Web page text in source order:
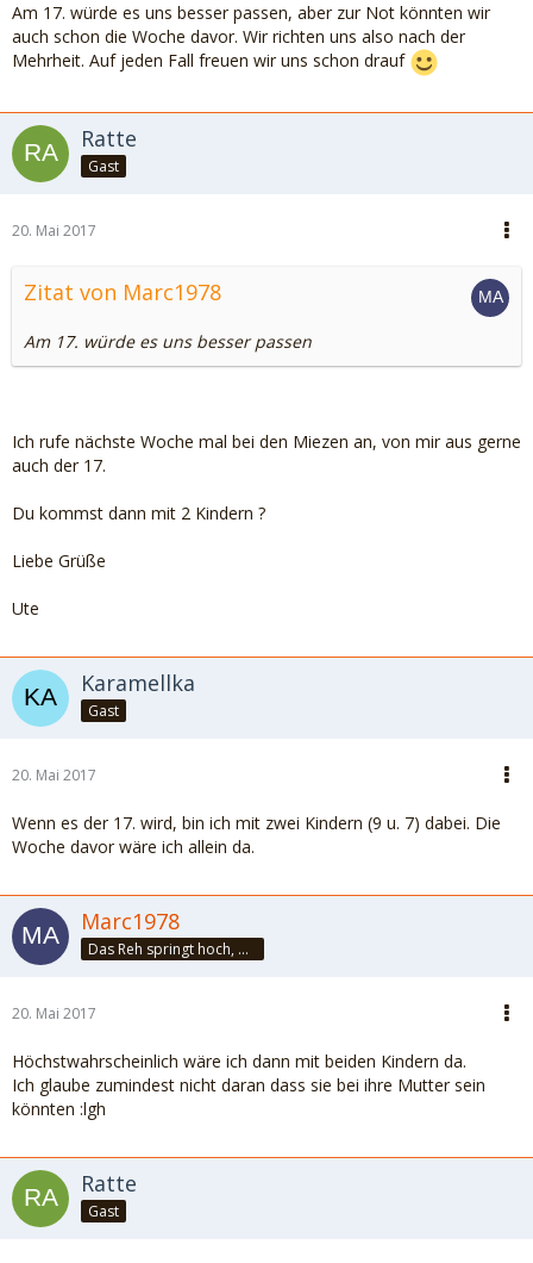
Am 17. würde es uns besser passen, aber zur Not könnten wir
auch schon die Woche davor. Wir richten uns also nach der
Mehrheit. Auf jeden Fall freuen wir uns schon drauf
Ratte
Gast
20. Mai 2017
Zitat von Marc1978
Am 17. würde es uns besser passen
Ich rufe nächste Woche mal bei den Miezen an, von mir aus gerne
auch der 17.
Du kommst dann mit 2 Kindern ?
Liebe Grüße
Ute
Karamellka
Gast
20. Mai 2017
Wenn es der 17. wird, bin ich mit zwei Kindern (9 u. 7) dabei. Die
Woche davor wäre ich allein da.
Marc1978
Das Reh springt hoch, das Reh springt weit, wieso auch nicht, es hat ja Zeit!!!
20. Mai 2017
Höchstwahrscheinlich wäre ich dann mit beiden Kindern da.
Ich glaube zumindest nicht daran dass sie bei ihre Mutter sein
könnten :lgh
Ratte
Gast